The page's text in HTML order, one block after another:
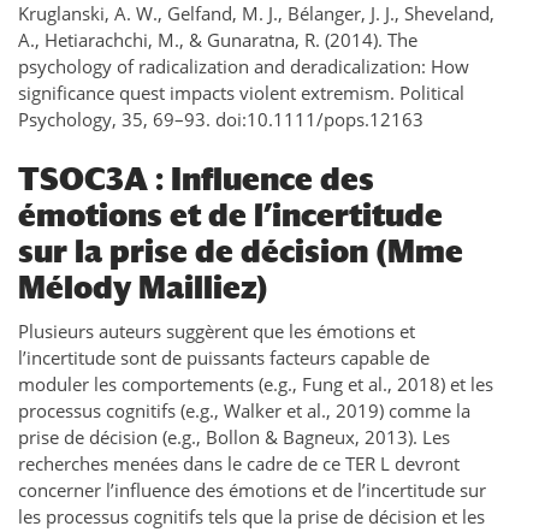
Kruglanski, A. W., Gelfand, M. J., Bélanger, J. J., Sheveland,
A., Hetiarachchi, M., & Gunaratna, R. (2014). The
psychology of radicalization and deradicalization: How
significance quest impacts violent extremism. Political
Psychology, 35, 69–93. doi:10.1111/pops.12163
TSOC3A : Influence des
émotions et de l’incertitude
sur la prise de décision (Mme
Mélody Mailliez)
Plusieurs auteurs suggèrent que les émotions et
l’incertitude sont de puissants facteurs capable de
moduler les comportements (e.g., Fung et al., 2018) et les
processus cognitifs (e.g., Walker et al., 2019) comme la
prise de décision (e.g., Bollon & Bagneux, 2013). Les
recherches menées dans le cadre de ce TER L devront
concerner l’influence des émotions et de l’incertitude sur
les processus cognitifs tels que la prise de décision et les